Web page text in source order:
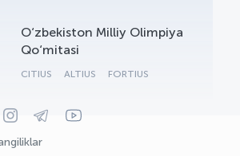
O‘zbekiston Milliy Olimpiya
Qo‘mitasi
CITIUS ALTIUS FORTIUS
- yordamchi